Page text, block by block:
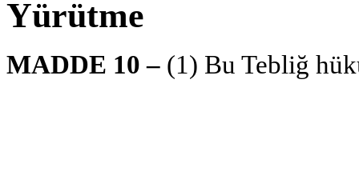
Yürütme
MADDE 10 – (1) Bu Tebliğ